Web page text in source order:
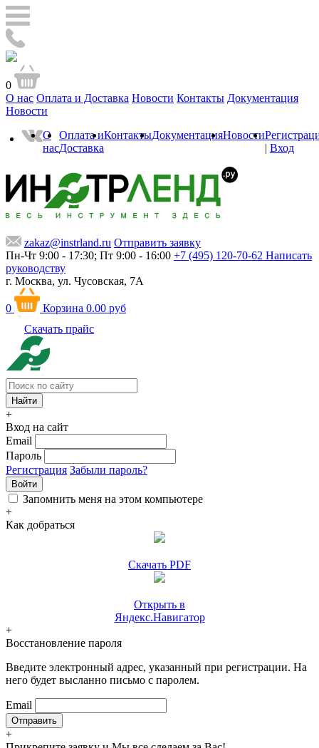
0
О нас Оплата и Доставка Новости Контакты Документация
Новости
О
нас
Оплата и
Доставка
КонтактыДокументацияНовости
| Вход
zakaz@instrland.ru Отправить заявку
Пн-Чт 9:00 - 17:30; Пт 9:00 - 16:00 +7 (495) 120-70-62 Написать
руководству
г. Москва, ул. Чусовская, 7А
0 Корзина 0.00 руб
Скачать прайс
+
Вход на сайт
Email
Пароль
Регистрация Забыли пароль?
Войти
Запомнить меня на этом компьютере
+
Как добраться
Скачать PDF
Открыть в
Яндекс.Навигатор
+
Восстановление пароля
Введите электронный адрес, указанный при регистрации. На
него будет высланно письмо с паролем.
Email
+